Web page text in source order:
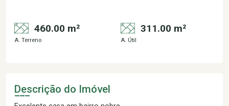
460.00 m²
A. Terreno
311.00 m²
A. Útil
Descrição do Imóvel